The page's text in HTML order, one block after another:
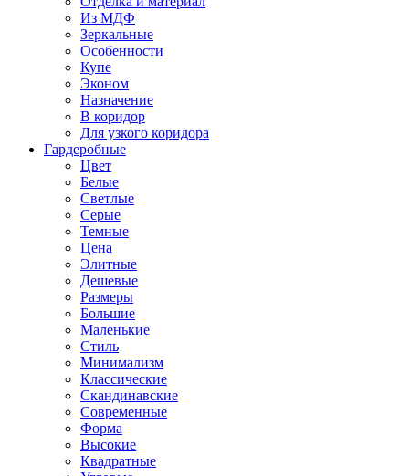
Из МДФ
Зеркальные
Особенности
Купе
Эконом
Назначение
В коридор
Для узкого коридора
Гардеробные
Цвет
Белые
Светлые
Серые
Темные
Цена
Элитные
Дешевые
Размеры
Большие
Маленькие
Стиль
Минимализм
Классические
Скандинавские
Современные
Форма
Высокие
Квадратные